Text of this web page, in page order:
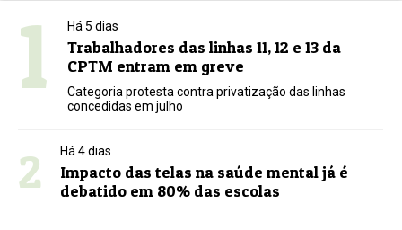
1 Há 5 dias
Trabalhadores das linhas 11, 12 e 13 da
CPTM entram em greve
Categoria protesta contra privatização das linhas
concedidas em julho
2 Há 4 dias
Impacto das telas na saúde mental já é
debatido em 80% das escolas